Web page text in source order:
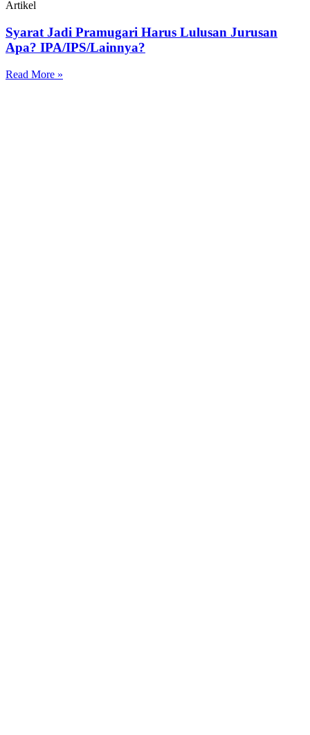
Artikel
Syarat Jadi Pramugari Harus Lulusan Jurusan
Apa? IPA/IPS/Lainnya?
Read More »